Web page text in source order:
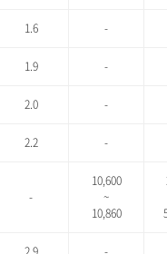
1.6 -
1.9 -
2.0 -
2.2 -
-
10,600
~
10,860